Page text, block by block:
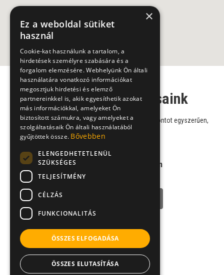
Biofizikus szakorvosaink
Válasszon szakorvosaink közül, és foglaljon időpontot egyszerűen,
online!
Dr. Hummel Zoltán
×
Ez a weboldal sütiket
használ
Cookie-kat használunk a tartalom, a
hirdetések személyre szabására és a
forgalom elemzésére. Webhelyünk Ön általi
használatára vonatkozó információkat
megosztjuk hirdetési és elemző
partnereinkkel is, akik egyesíthetik azokat
más információkkal, amelyeket Ön
biztosított számukra, vagy amelyeket a
szolgáltatásaik Ön általi használatából
gyűjtöttek össze. Bővebben
ELENGEDHETETLENÜL
SZÜKSÉGES
TELJESÍTMÉNY
CÉLZÁS
FUNKCIONALITÁS
ÖSSZES ELFOGADÁSA
ÖSSZES ELUTASÍTÁSA